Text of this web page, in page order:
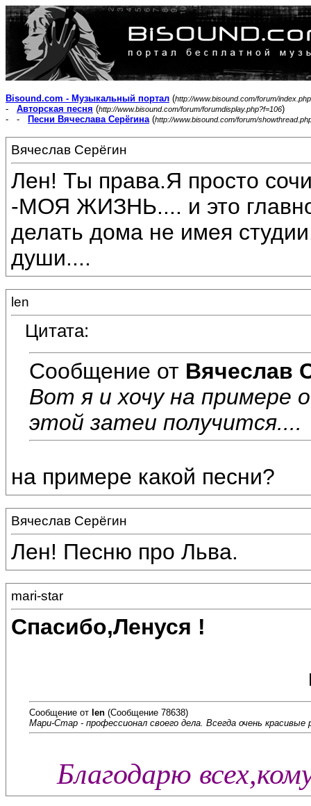
Bisound.com - Музыкальный портал (http://www.bisound.com/forum/index.php
- Авторская песня (http://www.bisound.com/forum/forumdisplay.php?f=106)
- -
Песни Вячеслава Серёгина(http://www.bisound.com/forum/
Вячеслав Серёгин
Лен! Ты права.Я просто
-МОЯ ЖИЗНЬ.... и это
делать дома не имея
души....
len
Цитата:
Сообщение от Вячеслав
Вот я и хочу на примере
этой затеи получится....
на примере какой песни?
Вячеслав Серёгин
Лен! Песню про Льва.
mari-star
Спасибо,Ленуся !
Сообщение от len (Сообщение 78638)
Мари-Стар - профессионал своего дела. Всегда очень красивые
Благодарю